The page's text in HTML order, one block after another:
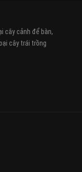
cây cảnh để bàn,
cây trái trồng